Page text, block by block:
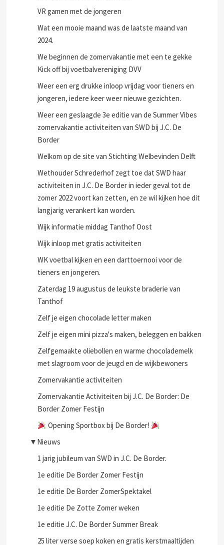
VR gamen met de jongeren
Wat een mooie maand was de laatste maand van
2024.
We beginnen de zomervakantie met een te gekke
Kick off bij voetbalvereniging DVV
Weer een erg drukke inloop vrijdag voor tieners en
jongeren, iedere keer weer nieuwe gezichten.
Weer een geslaagde 3e editie van de Summer Vibes
zomervakantie activiteiten van SWD bij J.C. De
Border
Welkom op de site van Stichting Welbevinden Delft
Wethouder Schrederhof zegt toe dat SWD haar
activiteiten in J.C. De Border in ieder geval tot de
zomer 2022 voort kan zetten, en ze wil kijken hoe dit
langjarig verankert kan worden.
Wijk informatie middag Tanthof Oost
Wijk inloop met gratis activiteiten
WK voetbal kijken en een darttoernooi voor de
tieners en jongeren.
Zaterdag 19 augustus de leukste braderie van
Tanthof
Zelf je eigen chocolade letter maken
Zelf je eigen mini pizza's maken, beleggen en bakken
Zelfgemaakte oliebollen en warme chocolademelk
met slagroom voor de jeugd en de wijkbewoners
Zomervakantie activiteiten
Zomervakantie Activiteiten bij J.C. De Border: De
Border Zomer Festijn
Opening Sportbox bij De Border!
▼ Nieuws
1 jarig jubileum van SWD in J.C. De Border.
1e editie De Border Zomer Festijn
1e editie De Border ZomerSpektakel
1e editie De Zotte Zomer weken
1e editie J.C. De Border Summer Break
25 liter verse soep koken en gratis kerstmaaltijden